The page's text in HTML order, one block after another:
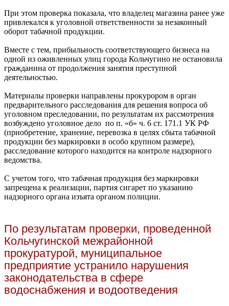
При этом проверка показала, что владелец магазина ранее уже
привлекался к уголовной ответственности за незаконный
оборот табачной продукции.
Вместе с тем, прибыльность соответствующего бизнеса на
одной из оживленных улиц города Кольчугино не остановила
гражданина от продолжения занятия преступной
деятельностью.
Материалы проверки направлены прокурором в орган
предварительного расследования для решения вопроса об
уголовном преследовании, по результатам их рассмотрения
возбуждено уголовное дело по п. «б» ч. 6 ст. 171.1 УК РФ
(приобретение, хранение, перевозка в целях сбыта табачной
продукции без маркировки в особо крупном размере),
расследование которого находится на контроле надзорного
ведомства.
С учетом того, что табачная продукция без маркировки
запрещена к реализации, партия сигарет по указанию
надзорного органа изъята органом полиции.
По результатам проверки, проведенной
Кольчугинской межрайонной
прокуратурой, муниципальное
предприятие устранило нарушения
законодательства в сфере
водоснабжения и водоотведения